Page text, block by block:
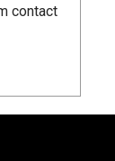
contact